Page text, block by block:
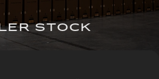
STOCK